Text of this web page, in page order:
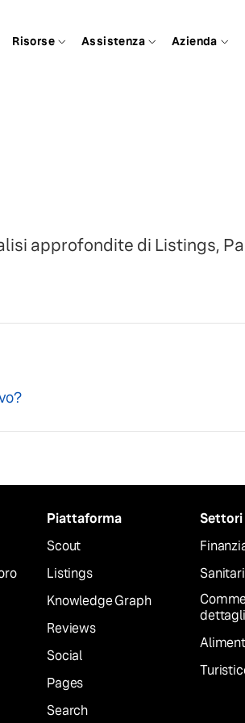
Risorse Assistenza Azienda
approfondite di Listings,
Piattaforma
Scout
Listings
Knowledge Graph
Reviews
Social
Pages
Search
Settori